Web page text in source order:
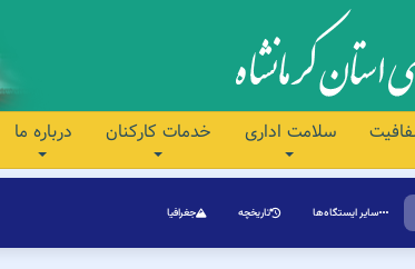
سلامت اداری خدمات کارکنان درباره ما
سایر ایستگاه‌ها تاریخچه جغرافیا